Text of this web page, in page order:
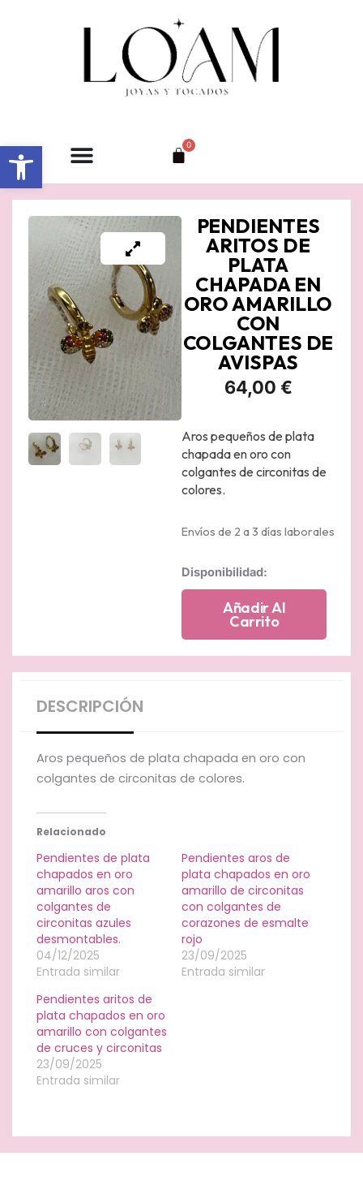
Abrir barra de herramientas 0
Carrito
PENDIENTES
ARITOS DE
PLATA
CHAPADA EN
ORO AMARILLO
CON
COLGANTES DE
AVISPAS
64,00 €
Aros pequeños de plata
chapada en oro con
colgantes de circonitas de
colores.
Envíos de 2 a 3 días laborales
Disponibilidad:
Pendientes
chapada
cantidad
Añadir Al
Carrito
DESCRIPCIÓN
Aros pequeños de plata chapada en oro con
colgantes de circonitas de colores.
Relacionado
Pendientes de plata
chapados en oro
amarillo aros con
colgantes de
circonitas azules
desmontables.
04/12/2025
Entrada similar
Pendientes aros de
plata chapados en oro
amarillo de circonitas
con colgantes de
corazones de esmalte
rojo
23/09/2025
Entrada similar
Pendientes aritos de
plata chapados en oro
amarillo con colgantes
de cruces y circonitas
23/09/2025
Entrada similar